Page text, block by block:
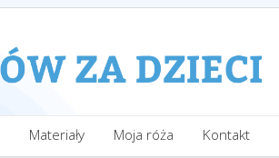
Materiały Moja róża Kontakt